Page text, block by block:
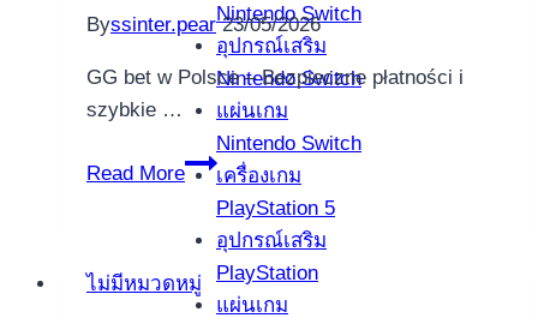
Nintendo Switch
อุปกรณ์เสริม
Nintendo Switch
แผ่นเกม
Nintendo Switch
เครื่องเกม
PlayStation 5
อุปกรณ์เสริม
PlayStation
แผ่นเกม
Byssinter.pear 23/05/2026
GG bet w Polsce – Bezpieczne płatności i
szybkie …
Read More
casino
ไม่มีหมวดหมู่